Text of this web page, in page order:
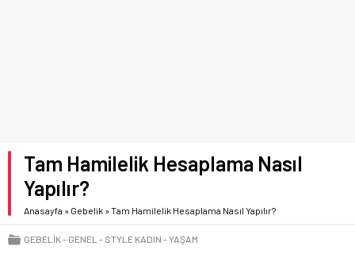
Tam Hamilelik Hesaplama Nasıl
Yapılır?
Anasayfa » Gebelik »Tam Hamilelik Hesaplama Nasıl Yapılır?
GEBELIK GENEL STYLE KADIN YAŞAM